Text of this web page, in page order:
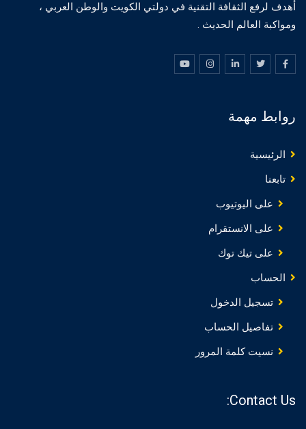
أهدف لرفع الثقافة التقنية في دولتي الكويت والوطن العربي ،
ومواكبة العالم الحديث .
روابط مهمة
الرئيسية
تابعنا
على اليوتيوب
على الانستقرام
على تيك توك
الحساب
تسجيل الدخول
تفاصيل الحساب
نسيت كلمة المرور
Contact Us: